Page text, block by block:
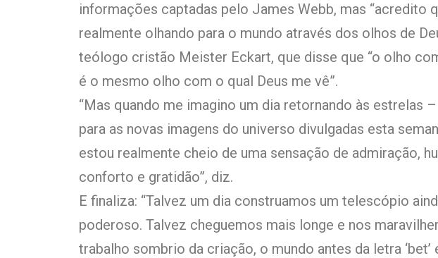
informações captadas pelo James Webb, mas “acredito
realmente olhando para o mundo através dos olhos de
teólogo cristão Meister Eckart, que disse que “o olho
é o mesmo olho com o qual Deus me vê”.
“Mas quando me imagino um dia retornando às estrelas
para as novas imagens do universo divulgadas esta
estou realmente cheio de uma sensação de admiração,
conforto e gratidão”, diz.
E finaliza: “Talvez um dia construamos um telescópio
poderoso. Talvez cheguemos mais longe e nos
trabalho sombrio da criação, o mundo antes da letra ‘bet’